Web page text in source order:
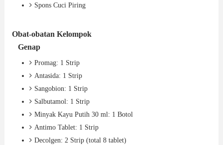
Spons Cuci Piring
Obat-obatan Kelompok
   Genap
Promag: 1 Strip
Antasida: 1 Strip
Sangobion: 1 Strip
Salbutamol: 1 Strip
Minyak Kayu Putih 30 ml: 1 Botol
Antimo Tablet: 1 Strip
Decolgen: 2 Strip (total 8 tablet)